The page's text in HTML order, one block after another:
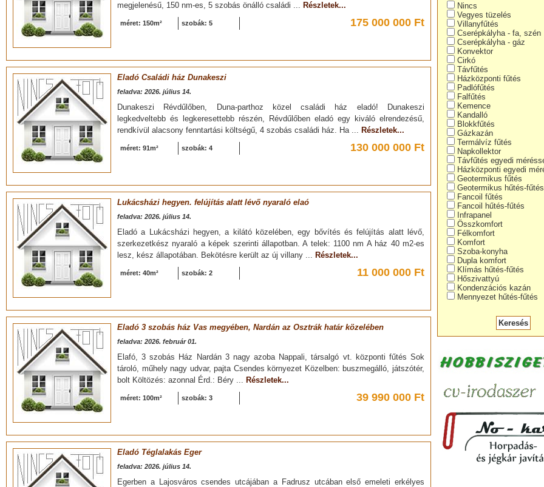
Nincs
Vegyes tüzelés
Villanyfűtés
Cserépkályha - fa, szén
Cserépkályha - gáz
Konvektor
Cirkó
Távfűtés
Házközponti fűtés
Padlófűtés
Falfűtés
Kemence
Kandalló
Blokkfűtés
Gázkazán
Termálvíz fűtés
Napkollektor
Távfűtés egyedi
Házközponti egyedi
Geotermikus fűtés
Geotermikus hűtés-fűtés
Fancoil fűtés
Fancoil hűtés-fűtés
Infrapanel
Összkomfort
Félkomfort
Komfort
Szoba-konyha
Dupla komfort
Klímás hűtés-fűtés
Hőszivattyú
Kondenzációs kazán
Mennyezet hűtés-fűtés
megjelenésű, 150 nm-es, 5 szobás önálló családi ... Részletek...
méret: 150m² szobák: 5 175 000 000 Ft
Eladó Családi ház Dunakeszi
feladva: 2026. július 14.
Dunakeszi Révdűlőben, Duna-parthoz közel családi ház eladó! Dunakeszi
legkedveltebb és legkeresettebb részén, Révdűlőben eladó egy kiváló elrendezésű,
rendkívül alacsony fenntartási költségű, 4 szobás családi ház. Ha ... Részletek...
méret: 91m² szobák: 4 130 000 000 Ft
Lukácsházi hegyen. felújítás alatt lévő nyaraló elaó
feladva: 2026. július 14.
Eladó a Lukácsházi hegyen, a kilátó közelében, egy bővítés és felújítás alatt lévő,
szerkezetkész nyaraló a képek szerinti állapotban. A telek: 1100 nm A ház 40 m2-es
lesz, kész állapotában. Bekötésre került az új villany ... Részletek...
méret: 40m² szobák: 2 11 000 000 Ft
Eladó 3 szobás ház Vas megyében, Nardán az Osztrák határ közelében
feladva: 2026. február 01.
Elafó, 3 szobás Ház Nardán 3 nagy azoba Nappali, társalgó vt. központi fűtés Sok
tároló, műhely nagy udvar, pajta Csendes környezet Közelben: buszmegálló, játszótér,
bolt Költözés: azonnal Érd.: Béry ... Részletek...
méret: 100m² szobák: 3 39 990 000 Ft
Eladó Téglalakás Eger
feladva: 2026. július 14.
Egerben a Lajosváros csendes utcájában a Fadrusz utcában első emeleti erkélyes